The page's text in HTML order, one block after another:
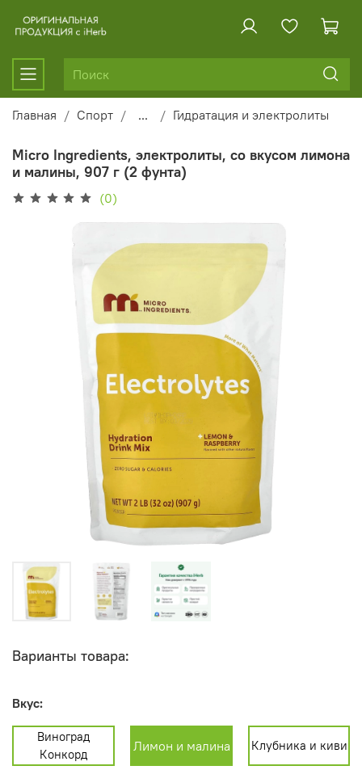
Главная Спорт ... Гидратация и электролиты
Micro Ingredients, электролиты, со вкусом лимона
и малины, 907 г (2 фунта)
(0)
Варианты товара:
Вкус:
Виноград
Конкорд
Лимон и малина Клубника и киви